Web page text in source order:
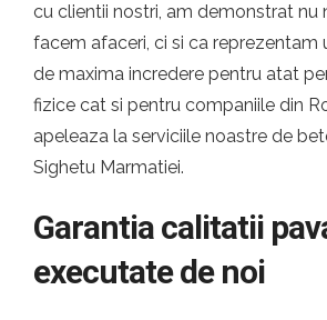
cu clientii nostri, am demonstrat nu
facem afaceri, ci si ca reprezentam
de maxima incredere pentru atat
fizice cat si pentru companiile din
apeleaza la serviciile noastre de
Sighetu Marmatiei.
Garantia calitatii
executate de noi